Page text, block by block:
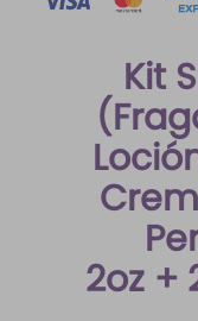
Kit
2oz +
paris hilton
ariana grande
santal 33